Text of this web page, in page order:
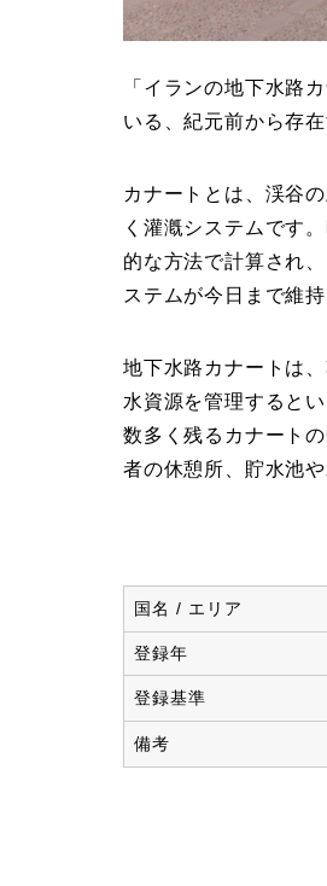
「イランの地下水路
いる、紀元前から存
カナートとは、渓谷
く灌漑システムです
的な方法で計算され
ステムが今日まで維
地下水路カナートは
水資源を管理すると
数多く残るカナート
者の休憩所、貯水池
国名 / エリア
登録年
登録基準
備考